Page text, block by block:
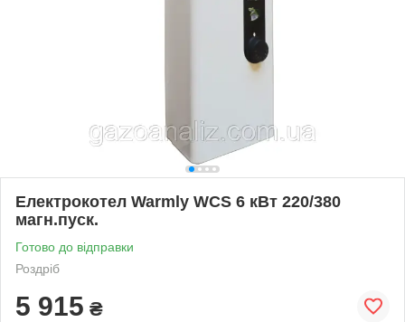
Електрокотел Warmly WCS 6 кВт 220/380
магн.пуск.
Готово до відправки
Роздріб
5 915 ₴